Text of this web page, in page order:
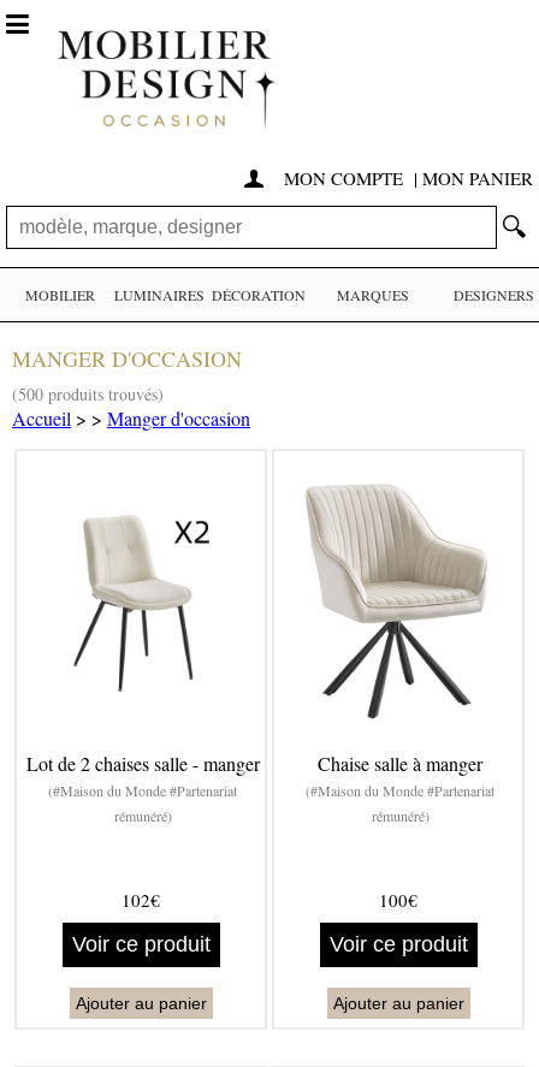
 MON COMPTE | MON PANIER
🔍

MOBILIER LUMINAIRES DÉCORATION MARQUES DESIGNERS
MANGER D'OCCASION
(500 produits trouvés)
Accueil > > Manger d'occasion
Lot de 2 chaises salle - manger
(#Maison du Monde #Partenariat
rémunéré)
102€
Voir ce produit
Ajouter au panier
Chaise salle à manger
(#Maison du Monde #Partenariat
rémunéré)
100€
Voir ce produit
Ajouter au panier